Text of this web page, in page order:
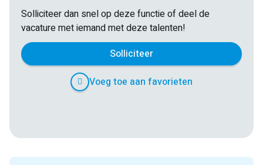
Solliciteer dan snel op deze functie of deel de
vacature met iemand met deze talenten!
Solliciteer
Voeg toe aan favorieten